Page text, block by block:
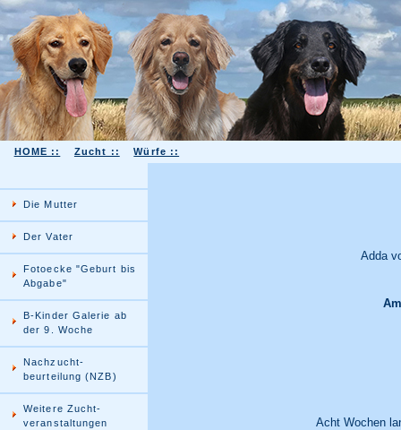
HOME :: Zucht :: Würfe ::
Die Mutter
Der Vater
Fotoecke "Geburt bis
Abgabe"
B-Kinder Galerie ab
der 9. Woche
Nachzucht-
beurteilung (NZB)
Weitere Zucht-
veranstaltungen
Adda
Acht Wochen